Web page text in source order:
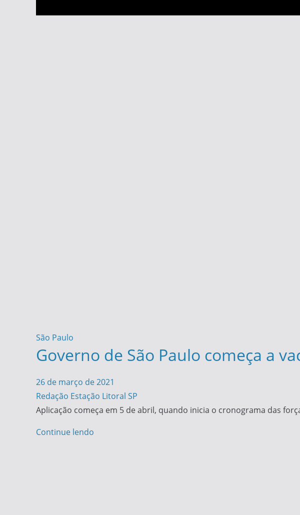
São Paulo
Governo de São Paulo começa a
26 de março de 2021
Redação Estação Litoral SP
Aplicação começa em 5 de abril, quando inicia o cronograma das
Continue lendo